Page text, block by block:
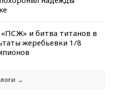
и битва титанов в
жеребьевки 1/8
→